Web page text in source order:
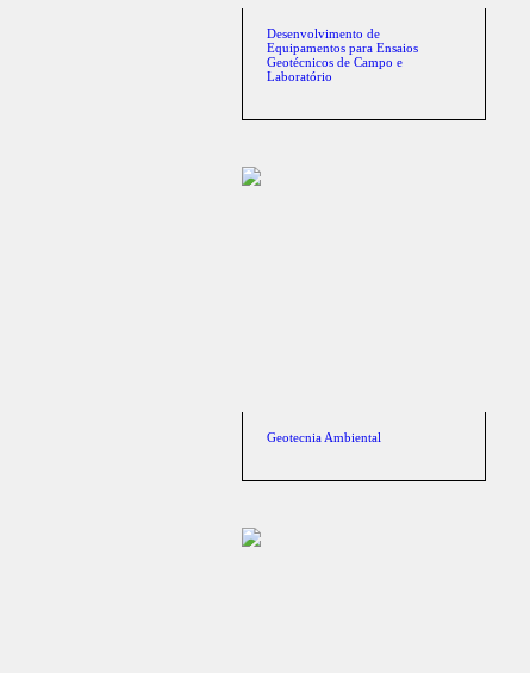
Desenvolvimento de
Equipamentos para Ensaios
Geotécnicos de Campo e
Laboratório
Geotecnia Ambiental